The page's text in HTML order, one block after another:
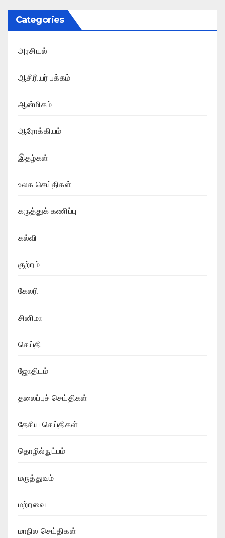
Categories
அரசியல்
ஆசிரியர் பக்கம்
ஆன்மிகம்
ஆரோக்கியம்
இதழ்கள்
உலக செய்திகள்
கருத்துக் கணிப்பு
கல்வி
குற்றம்
கேலரி
சினிமா
செய்தி
ஜோதிடம்
தலைப்புச் செய்திகள்
தேசிய செய்திகள்
தொழில்நுட்பம்
மருத்துவம்
மற்றவை
மாநில செய்திகள்